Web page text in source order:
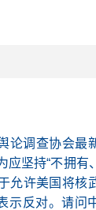
论调查协会最
坚持“不拥有
允许美国将核
示反对。请问